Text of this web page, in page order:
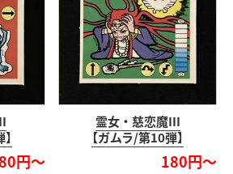
円～
霊女・慈恋魔III
【ガムラ/第10弾】
180円～